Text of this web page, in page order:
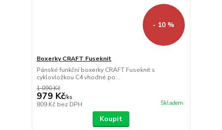
- 10 %
Boxerky CRAFT Fuseknit
Pánské funkční boxerky CRAFT Fuseknit s
cyklovložkou C4 vhodné po...
1 090 Kč
979 Kč/ks
809 Kč bez DPH Skladem
Koupit